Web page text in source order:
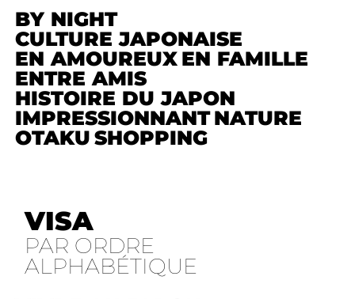
BY NIGHT
CULTURE JAPONAISE
EN AMOUREUX EN FAMILLE
ENTRE AMIS
HISTOIRE DU JAPON
IMPRESSIONNANT NATURE
OTAKU SHOPPING
VISA
PAR ORDRE
ALPHABÉTIQUE